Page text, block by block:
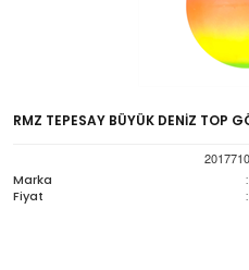
RMZ TEPESAY BÜYÜK DENİZ TOP
Marka
:
Fiyat :